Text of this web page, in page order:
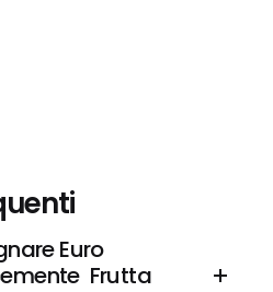
Euro
Frutta